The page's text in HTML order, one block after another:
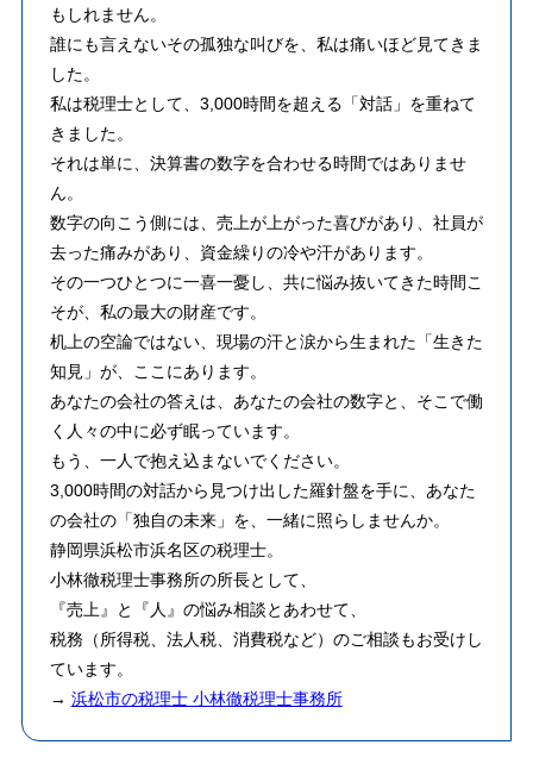
もしれません。
誰にも言えないその孤独な叫びを、私は痛いほど見てきま
した。
私は税理士として、3,000時間を超える「対話」を重ねて
きました。
それは単に、決算書の数字を合わせる時間ではありませ
ん。
数字の向こう側には、売上が上がった喜びがあり、社員が
去った痛みがあり、資金繰りの冷や汗があります。
その一つひとつに一喜一憂し、共に悩み抜いてきた時間こ
そが、私の最大の財産です。
机上の空論ではない、現場の汗と涙から生まれた「生きた
知見」が、ここにあります。
あなたの会社の答えは、あなたの会社の数字と、そこで働
く人々の中に必ず眠っています。
もう、一人で抱え込まないでください。
3,000時間の対話から見つけ出した羅針盤を手に、あなた
の会社の「独自の未来」を、一緒に照らしませんか。
静岡県浜松市浜名区の税理士。
小林徹税理士事務所の所長として、
『売上』と『人』の悩み相談とあわせて、
税務（所得税、法人税、消費税など）のご相談もお受けし
ています。
→ 浜松市の税理士 小林徹税理士事務所